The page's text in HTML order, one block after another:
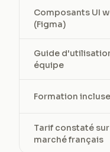
Composants UI
(Figma)
Guide
équipe
Formation incluse
Tarif constaté
marché français